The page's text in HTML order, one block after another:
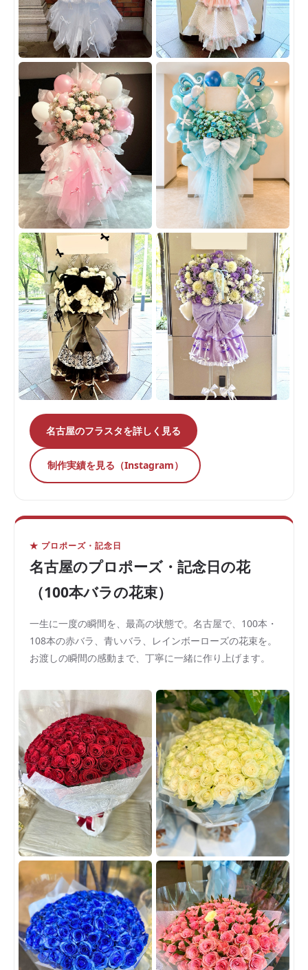
名古屋のフラスタを詳しく見る
制作実績を見る（Instagram）
★ プロポーズ・記念日
名古屋のプロポーズ・記念日の花
（100本バラの花束）
一生に一度の瞬間を、最高の状態で。名古屋で、100本・
108本の赤バラ、青いバラ、レインボーローズの花束を。
お渡しの瞬間の感動まで、丁寧に一緒に作り上げます。